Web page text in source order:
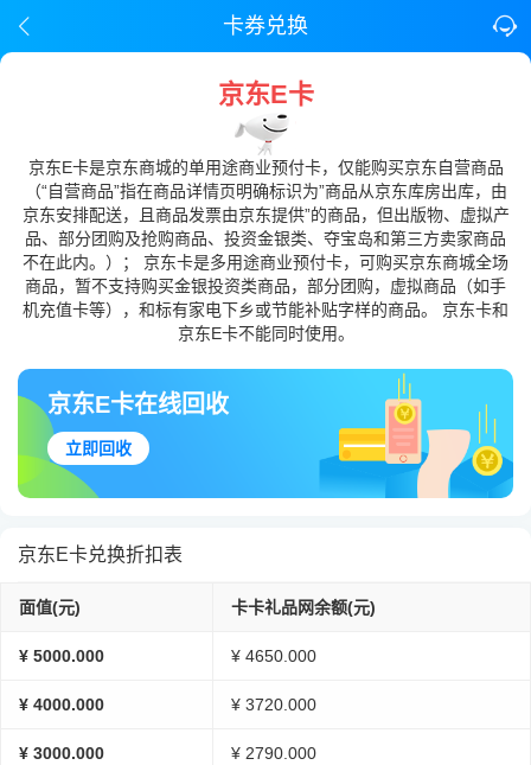
卡券兑换
京东E卡
京东E卡是京东商城的单用途商业预付卡，仅能购买京东自营商品
（“自营商品”指在商品详情页明确标识为”商品从京东库房出库，由
京东安排配送，且商品发票由京东提供”的商品，但出版物、虚拟产
品、部分团购及抢购商品、投资金银类、夺宝岛和第三方卖家商品
不在此内。）； 京东卡是多用途商业预付卡，可购买京东商城全场
商品，暂不支持购买金银投资类商品，部分团购，虚拟商品（如手
机充值卡等），和标有家电下乡或节能补贴字样的商品。 京东卡和
京东E卡不能同时使用。
京东E卡在线回收
立即回收
京东E卡兑换折扣表
面值(元) 卡卡礼品网余额(元)
¥ 5000.000 ¥ 4650.000
¥ 4000.000 ¥ 3720.000
¥ 3000.000 ¥ 2790.000